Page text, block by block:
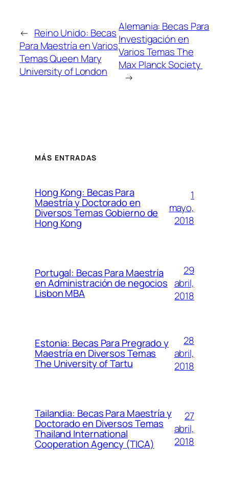
← Reino Unido: Becas
Para Maestría en Varios
Temas Queen Mary
University of London
Alemania: Becas Para
Investigación en
Varios Temas The
Max Planck Society
→
MÁS ENTRADAS
Hong Kong: Becas Para
Maestría y Doctorado en
Diversos Temas Gobierno de
Hong Kong
1
mayo,
2018
Portugal: Becas Para Maestría
en Administración de negocios
Lisbon MBA
29
abril,
2018
Estonia: Becas Para Pregrado y
Maestría en Diversos Temas
The University of Tartu
28
abril,
2018
Tailandia: Becas Para Maestría y
Doctorado en Diversos Temas
Thailand International
Cooperation Agency (TICA)
27
abril,
2018